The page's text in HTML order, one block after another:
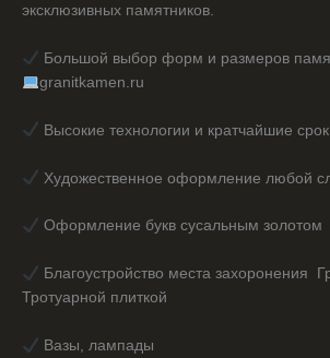
эксклюзивных памятников.
Большой выбор форм и размеров
granitkamen.ru
Высокие технологии и кратчайшие
Художественное оформление любой
Оформление букв сусальным золотом
Благоустройство места захоронения
Тротуарной плиткой
Вазы, лампады